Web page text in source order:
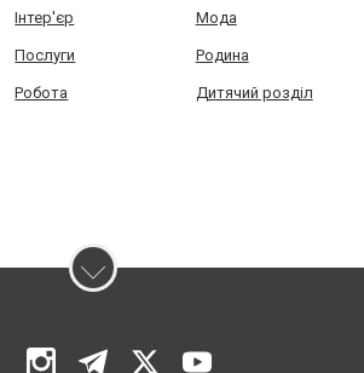
Інтер'єр Мода
Послуги Родина
Робота Дитячий розділ